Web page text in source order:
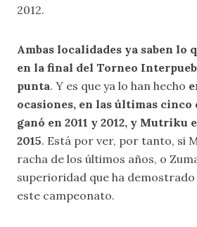
2012.
Ambas localidades ya saben lo
en la final del Torneo
punta. Y es que ya lo han hecho
ocasiones, en las últimas cinco
ganó en 2011 y 2012, y Mutriku
2015. Está por ver, por tanto, si
racha de los últimos años, o
superioridad que ha demostrado
este campeonato.